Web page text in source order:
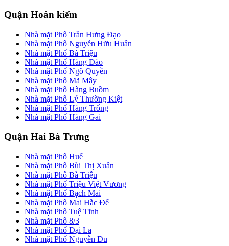
Quận Hoàn kiếm
Nhà mặt Phố Trần Hưng Đạo
Nhà mặt Phố Nguyễn Hữu Huân
Nhà mặt Phố Bà Triệu
Nhà mặt Phố Hàng Đào
Nhà mặt Phố Ngô Quyền
Nhà mặt Phố Mã Mây
Nhà mặt Phố Hàng Buồm
Nhà mặt Phố Lý Thường Kiệt
Nhà mặt Phố Hàng Trống
Nhà mặt Phố Hàng Gai
Quận Hai Bà Trưng
Nhà mặt Phố Huế
Nhà mặt Phố Bùi Thị Xuân
Nhà mặt Phố Bà Triệu
Nhà mặt Phố Triệu Việt Vương
Nhà mặt Phố Bạch Mai
Nhà mặt Phố Mai Hắc Đế
Nhà mặt Phố Tuệ Tĩnh
Nhà mặt Phố 8/3
Nhà mặt Phố Đại La
Nhà mặt Phố Nguyễn Du